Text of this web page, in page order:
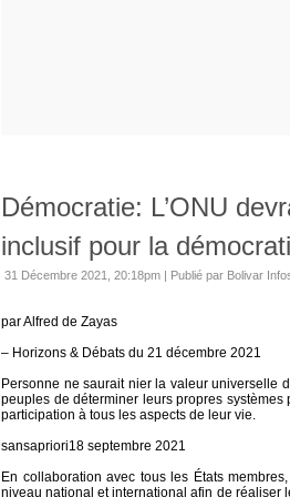
Démocratie: L’ONU
inclusif pour la
31 Décembre 2021, 20:18pm | Publié par Bolivar
par Alfred de Zayas
– Horizons & Débats du 21 décembre 2021
Personne ne saurait nier la valeur universelle
peuples de déterminer leurs propres
participation à tous les aspects de leur vie.
sansapriori18 septembre 2021
En collaboration avec tous les États
niveau national et international afin de réaliser